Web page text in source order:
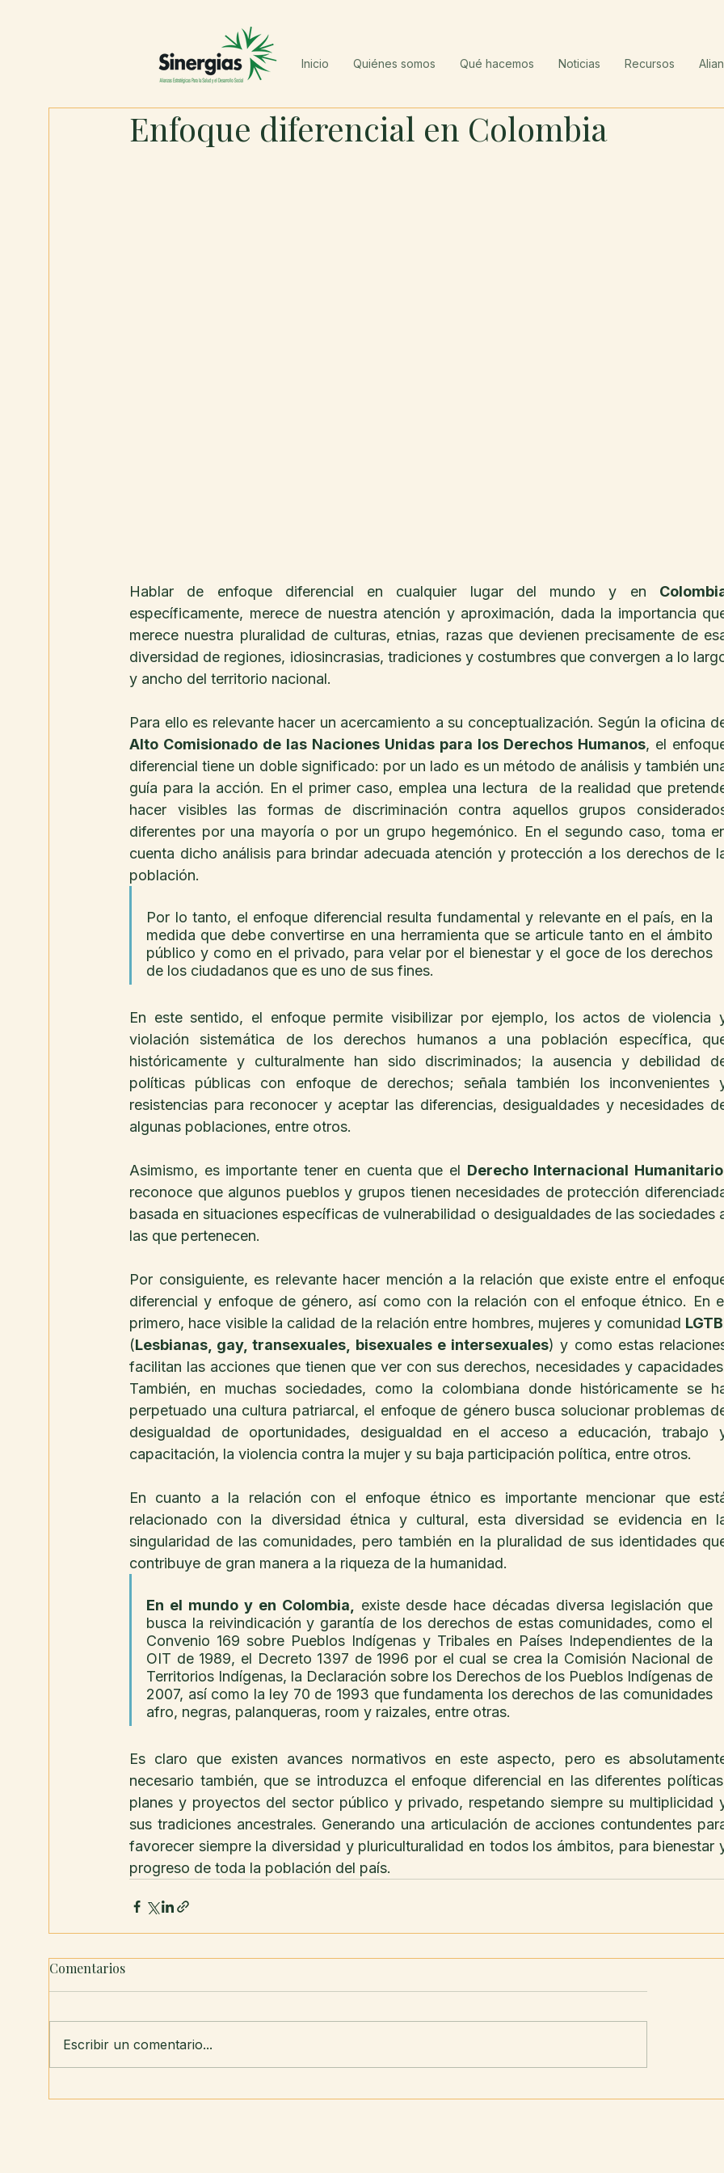
Inicio Quiénes somos Qué hacemos Noticias Recursos
Enfoque diferencial en Colombia
Hablar de enfoque diferencial en cualquier lugar del mundo y en
específicamente, merece de nuestra atención y aproximación, dada la importancia
merece nuestra pluralidad de culturas, etnias, razas que devienen precisamente de
diversidad de regiones, idiosincrasias, tradiciones y costumbres que convergen a lo
y ancho del territorio nacional.
Alto Comisionado de las Naciones Unidas para los Derechos Humanos, el
diferencial tiene un doble significado: por un lado es un método de análisis y también
guía para la acción. En el primer caso, emplea una lectura  de la realidad que
hacer visibles las formas de discriminación contra aquellos grupos
diferentes por una mayoría o por un grupo hegemónico. En el segundo caso, toma
cuenta dicho análisis para brindar adecuada atención y protección a los derechos de
población.
Por lo tanto, el enfoque diferencial resulta fundamental y relevante en el país, en la
medida que debe convertirse en una herramienta que se articule tanto en el ámbito
público y como en el privado, para velar por el bienestar y el goce de los derechos
de los ciudadanos que es uno de sus fines.
En este sentido, el enfoque permite visibilizar por ejemplo, los actos de violencia
violación sistemática de los derechos humanos a una población específica,
históricamente y culturalmente han sido discriminados; la ausencia y debilidad
políticas públicas con enfoque de derechos; señala también los inconvenientes
resistencias para reconocer y aceptar las diferencias, desigualdades y necesidades
algunas poblaciones, entre otros.
Asimismo, es importante tener en cuenta que el Derecho Internacional Humanitario
reconoce que algunos pueblos y grupos tienen necesidades de protección
basada en situaciones específicas de vulnerabilidad o desigualdades de las sociedades
las que pertenecen.
Por consiguiente, es relevante hacer mención a la relación que existe entre el
diferencial y enfoque de género, así como con la relación con el enfoque étnico. En
primero, hace visible la calidad de la relación entre hombres, mujeres y comunidad
(Lesbianas, gay, transexuales, bisexuales e intersexuales) y como estas
facilitan las acciones que tienen que ver con sus derechos, necesidades y
También, en muchas sociedades, como la colombiana donde históricamente se
perpetuado una cultura patriarcal, el enfoque de género busca solucionar problemas
desigualdad de oportunidades, desigualdad en el acceso a educación, trabajo
capacitación, la violencia contra la mujer y su baja participación política, entre otros.
En cuanto a la relación con el enfoque étnico es importante mencionar que
relacionado con la diversidad étnica y cultural, esta diversidad se evidencia en
singularidad de las comunidades, pero también en la pluralidad de sus identidades
contribuye de gran manera a la riqueza de la humanidad.
En el mundo y en Colombia, existe desde hace décadas diversa legislación que
busca la reivindicación y garantía de los derechos de estas comunidades, como el
Convenio 169 sobre Pueblos Indígenas y Tribales en Países Independientes de la
OIT de 1989, el Decreto 1397 de 1996 por el cual se crea la Comisión Nacional de
Territorios Indígenas, la Declaración sobre los Derechos de los Pueblos Indígenas de
2007, así como la ley 70 de 1993 que fundamenta los derechos de las comunidades
afro, negras, palanqueras, room y raizales, entre otras.
Es claro que existen avances normativos en este aspecto, pero es
necesario también, que se introduzca el enfoque diferencial en las diferentes
planes y proyectos del sector público y privado, respetando siempre su multiplicidad
sus tradiciones ancestrales. Generando una articulación de acciones contundentes
favorecer siempre la diversidad y pluriculturalidad en todos los ámbitos, para bienestar
progreso de toda la población del país.
Comentarios
Escribir un comentario...